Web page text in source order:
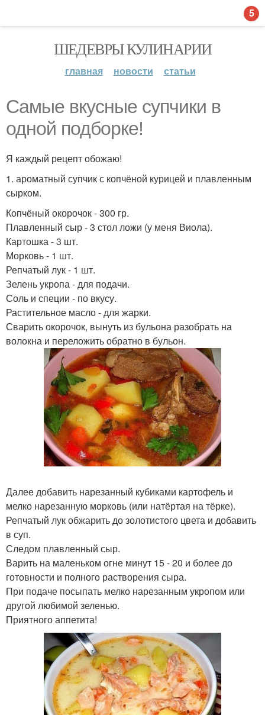
ШЕДЕВРЫ КУЛИНАРИИ
главная новости статьи
Самые вкусные супчики в
одной подборке!
Я каждый рецепт обожаю!
1. ароматный супчик с копчёной курицей и плавленным
сырком.
Копчёный окорочок - 300 гр.
Плавленный сыр - 3 стол ложи (у меня Виола).
Картошка - 3 шт.
Морковь - 1 шт.
Репчатый лук - 1 шт.
Зелень укропа - для подачи.
Соль и специи - по вкусу.
Растительное масло - для жарки.
Сварить окорочок, вынуть из бульона разобрать на
волокна и переложить обратно в бульон.
Далее добавить нарезанный кубиками картофель и
мелко нарезанную морковь (или натёртая на тёрке).
Репчатый лук обжарить до золотистого цвета и добавить
в суп.
Следом плавленный сыр.
Варить на маленьком огне минут 15 - 20 и более до
готовности и полного растворения сыра.
При подаче посыпать мелко нарезанным укропом или
другой любимой зеленью.
Приятного аппетита!
5